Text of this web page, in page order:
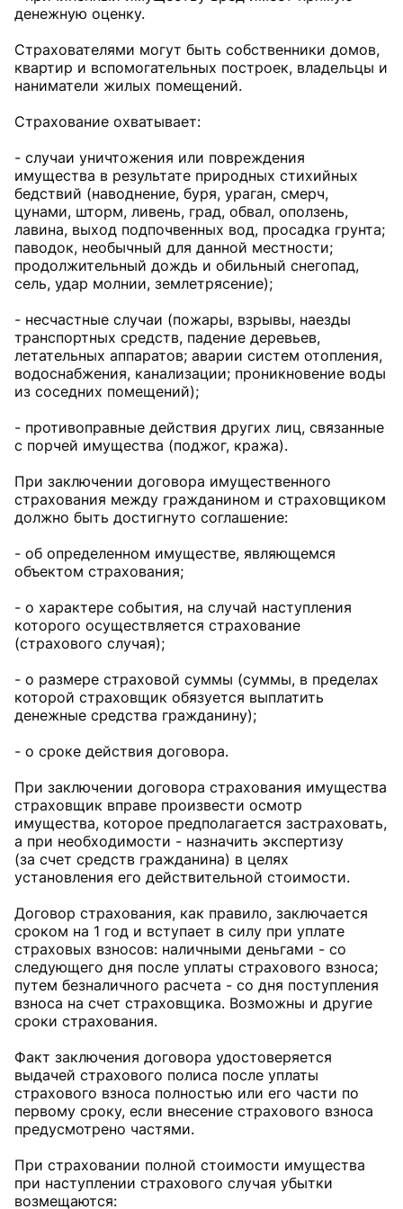
денежную оценку.
Страхователями могут быть собственники домов,
квартир и вспомогательных построек, владельцы и
наниматели жилых помещений.
Страхование охватывает:
- случаи уничтожения или повреждения
имущества в результате природных стихийных
бедствий (наводнение, буря, ураган, смерч,
цунами, шторм, ливень, град, обвал, оползень,
лавина, выход подпочвенных вод, просадка грунта;
паводок, необычный для данной местности;
продолжительный дождь и обильный снегопад,
сель, удар молнии, землетрясение);
- несчастные случаи (пожары, взрывы, наезды
транспортных средств, падение деревьев,
летательных аппаратов; аварии систем отопления,
водоснабжения, канализации; проникновение воды
из соседних помещений);
- противоправные действия других лиц, связанные
с порчей имущества (поджог, кража).
При заключении договора имущественного
страхования между гражданином и страховщиком
должно быть достигнуто соглашение:
- об определенном имуществе, являющемся
объектом страхования;
- о характере события, на случай наступления
которого осуществляется страхование
(страхового случая);
- о размере страховой суммы (суммы, в пределах
которой страховщик обязуется выплатить
денежные средства гражданину);
- о сроке действия договора.
При заключении договора страхования имущества
страховщик вправе произвести осмотр
имущества, которое предполагается застраховать,
а при необходимости - назначить экспертизу
(за счет средств гражданина) в целях
установления его действительной стоимости.
Договор страхования, как правило, заключается
сроком на 1 год и вступает в силу при уплате
страховых взносов: наличными деньгами - со
следующего дня после уплаты страхового взноса;
путем безналичного расчета - со дня поступления
взноса на счет страховщика. Возможны и другие
сроки страхования.
Факт заключения договора удостоверяется
выдачей страхового полиса после уплаты
страхового взноса полностью или его части по
первому сроку, если внесение страхового взноса
предусмотрено частями.
При страховании полной стоимости имущества
при наступлении страхового случая убытки
возмещаются: